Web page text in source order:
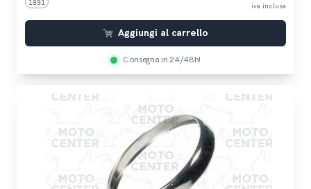
1891 iva inclusa
Aggiungi al carrello
Consegna in 24/48h!